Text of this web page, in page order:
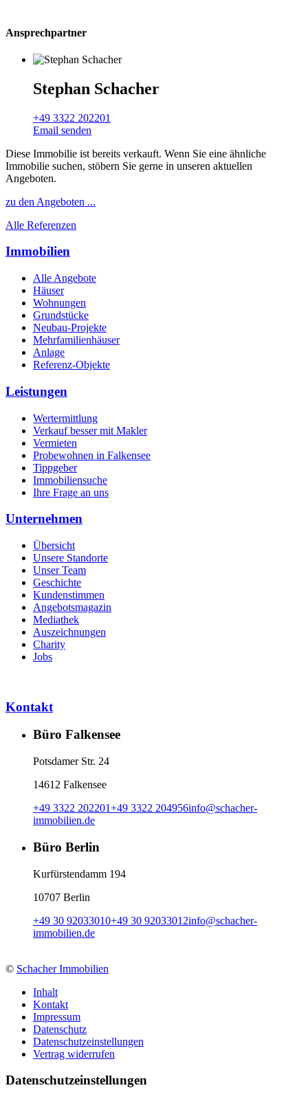
Ansprechpartner
Stephan Schacher
+49 3322 202201
Email senden
Diese Immobilie ist bereits verkauft. Wenn Sie eine ähnliche
Immobilie suchen, stöbern Sie gerne in unseren aktuellen
Angeboten.
zu den Angeboten ...
Alle Referenzen
Immobilien
Alle Angebote
Häuser
Wohnungen
Grundstücke
Neubau-Projekte
Mehrfamilienhäuser
Anlage
Referenz-Objekte
Leistungen
Wertermittlung
Verkauf besser mit Makler
Vermieten
Probewohnen in Falkensee
Tippgeber
Immobiliensuche
Ihre Frage an uns
Unternehmen
Übersicht
Unsere Standorte
Unser Team
Geschichte
Kundenstimmen
Angebotsmagazin
Mediathek
Auszeichnungen
Charity
Jobs
Kontakt
Büro Falkensee
Potsdamer Str. 24
14612 Falkensee
+49 3322 202201+49 3322 204956info@schacher-
immobilien.de
Büro Berlin
Kurfürstendamm 194
10707 Berlin
+49 30 92033010+49 30 92033012info@schacher-
immobilien.de
© Schacher Immobilien
Inhalt
Kontakt
Impressum
Datenschutz
Datenschutzeinstellungen
Vertrag widerrufen
Daten­schutz­ein­stellungen